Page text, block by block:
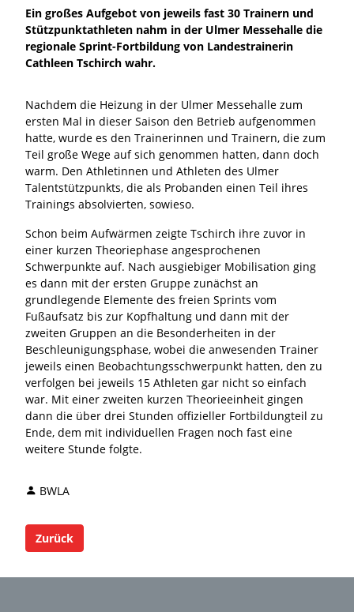
Ein großes Aufgebot von jeweils fast 30 Trainern und
Stützpunktathleten nahm in der Ulmer Messehalle die
regionale Sprint-Fortbildung von Landestrainerin
Cathleen Tschirch wahr.
Nachdem die Heizung in der Ulmer Messehalle zum
ersten Mal in dieser Saison den Betrieb aufgenommen
hatte, wurde es den Trainerinnen und Trainern, die zum
Teil große Wege auf sich genommen hatten, dann doch
warm. Den Athletinnen und Athleten des Ulmer
Talentstützpunkts, die als Probanden einen Teil ihres
Trainings absolvierten, sowieso.
Schon beim Aufwärmen zeigte Tschirch ihre zuvor in
einer kurzen Theoriephase angesprochenen
Schwerpunkte auf. Nach ausgiebiger Mobilisation ging
es dann mit der ersten Gruppe zunächst an
grundlegende Elemente des freien Sprints vom
Fußaufsatz bis zur Kopfhaltung und dann mit der
zweiten Gruppen an die Besonderheiten in der
Beschleunigungsphase, wobei die anwesenden Trainer
jeweils einen Beobachtungsschwerpunkt hatten, den zu
verfolgen bei jeweils 15 Athleten gar nicht so einfach
war. Mit einer zweiten kurzen Theorieeinheit gingen
dann die über drei Stunden offizieller Fortbildungteil zu
Ende, dem mit individuellen Fragen noch fast eine
weitere Stunde folgte.
BWLA
Zurück